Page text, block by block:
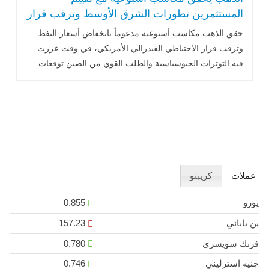
المستثمرين تطورات الشرق الأوسط وترقب قرار
الفيدرالي
حقق الذهب مكاسب أسبوعية مدعوماً بانخفاض أسعار النفط
وترقب قرار الاحتياطي الفيدرالي الأمريكي، في وقت عززت
فيه التوترات الجيوسياسية والطلب القوي من الصين توقعات
عملات كريبتو
يورو
0.855
ين ياباني
157.23
فرنك سويسري
0.780
جنيه استرليني
0.746